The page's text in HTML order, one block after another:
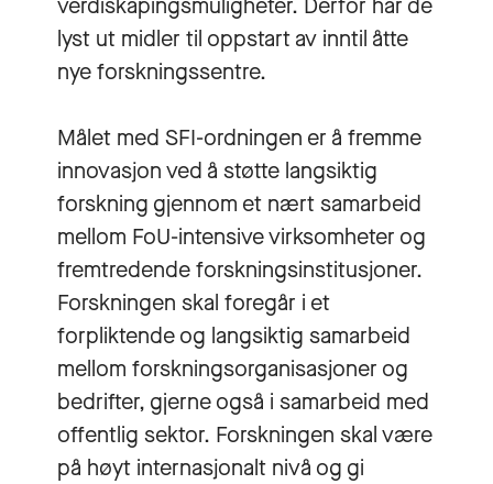
lyst ut midler til oppstart av inntil åtte
nye forskningssentre.
Målet med SFI-ordningen er å fremme
innovasjon ved å støtte langsiktig
forskning gjennom et nært samarbeid
mellom FoU-intensive virksomheter og
fremtredende forskningsinstitusjoner.
Forskningen skal foregår i et
forpliktende og langsiktig samarbeid
mellom forskningsorganisasjoner og
bedrifter, gjerne også i samarbeid med
offentlig sektor. Forskningen skal være
på høyt internasjonalt nivå og gi